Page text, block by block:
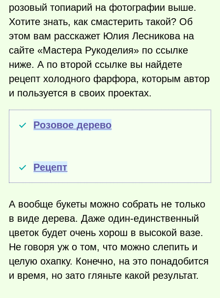
розовый топиарий на фотографии выше.
Хотите знать, как смастерить такой? Об
этом вам расскажет Юлия Лесникова на
сайте «Мастера Рукоделия» по ссылке
ниже. А по второй ссылке вы найдете
рецепт холодного фарфора, которым автор
и пользуется в своих проектах.
Розовое дерево
Рецепт
А вообще букеты можно собрать не только
в виде дерева. Даже один-единственный
цветок будет очень хорош в высокой вазе.
Не говоря уж о том, что можно слепить и
целую охапку. Конечно, на это понадобится
и время, но зато гляньте какой результат.